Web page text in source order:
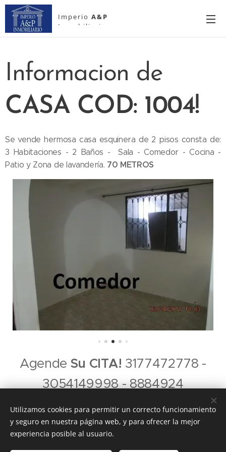
Imperio A&P
Inmobiliario
Informacion de
CASACOD: 1004!
Se vende hermosa casa esquinera de 2 pisos consta de:
3 Habitaciones - 2 Baños - Sala - Comedor - Cocina -
Patio y Zona de lavandería. 70 METROS
Agende Su CITA! 3177472778 -
3054149998 - 8884924
Imperio A&P Inmobiliaria. Girardot-Cundinamarca
Utilizamos cookies para permitir un correcto funcionamiento
y seguro en nuestra página web, y para ofrecer la mejor
experiencia posible al usuario.